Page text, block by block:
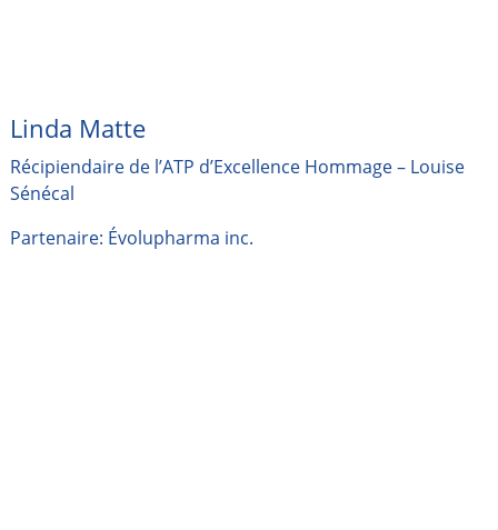
Linda Matte
Récipiendaire de l’ATP d’Excellence Hommage – Louise
Sénécal
Partenaire: Évolupharma inc.